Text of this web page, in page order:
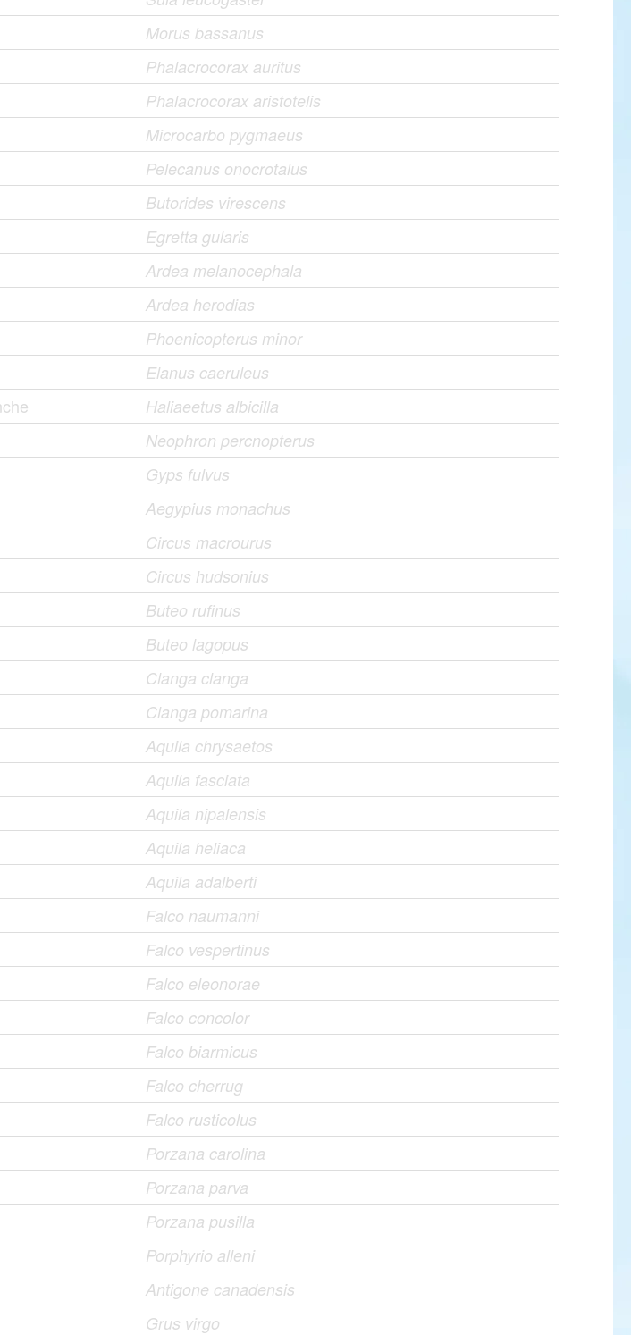
Morus bassanus
Phalacrocorax auritus
Phalacrocorax aristotelis
Microcarbo pygmaeus
Pelecanus onocrotalus
Butorides virescens
Egretta gularis
Ardea melanocephala
Ardea herodias
Phoenicopterus minor
Elanus caeruleus
Haliaeetus albicilla
Neophron percnopterus
Gyps fulvus
Aegypius monachus
Circus macrourus
Circus hudsonius
Buteo rufinus
Buteo lagopus
Clanga clanga
Clanga pomarina
Aquila chrysaetos
Aquila fasciata
Aquila nipalensis
Aquila heliaca
Aquila adalberti
Falco naumanni
Falco vespertinus
Falco eleonorae
Falco concolor
Falco biarmicus
Falco cherrug
Falco rusticolus
Porzana carolina
Porzana parva
Porzana pusilla
Porphyrio alleni
Antigone canadensis
Grus virgo